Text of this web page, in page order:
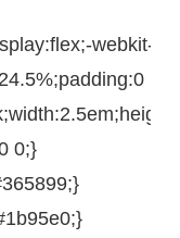
:flex;-webkit-
24.5%;padding:0
;width:2.5em;height
0;}
;}
;}